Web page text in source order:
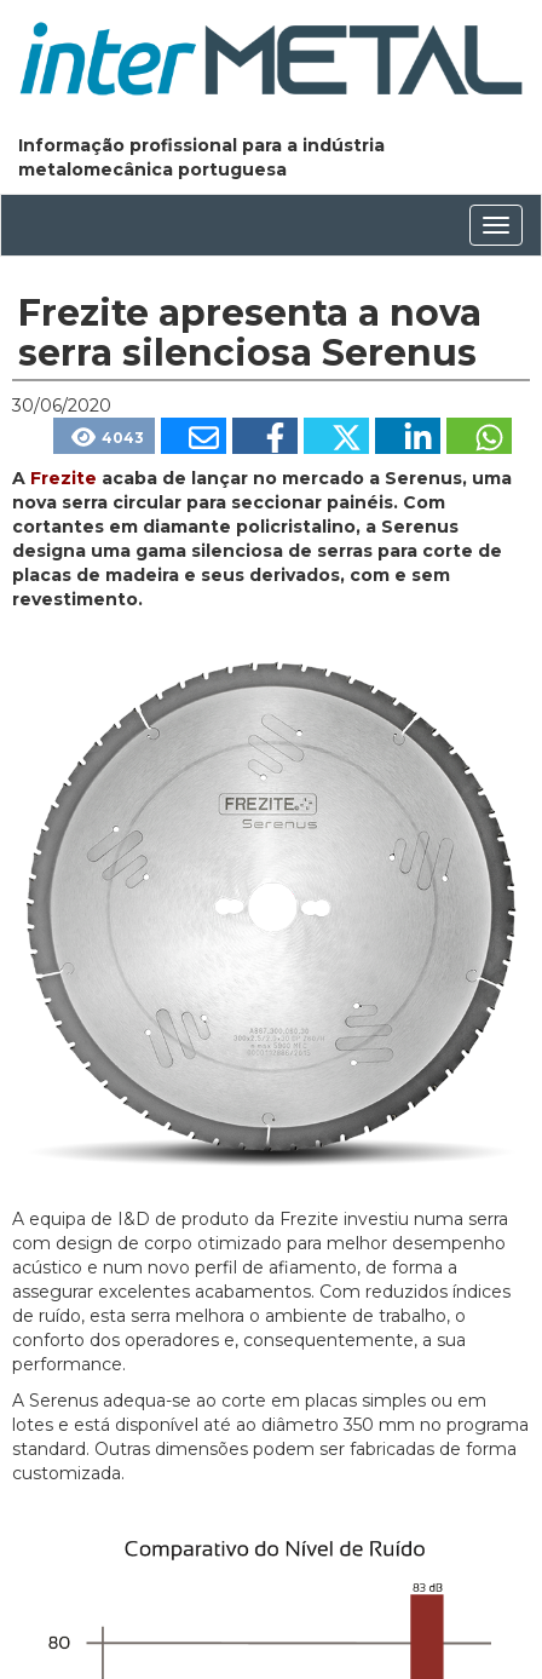
Informação profissional para a indústria
metalomecânica portuguesa
Frezite apresenta a nova
serra silenciosa Serenus
30/06/2020
4043
A Frezite acaba de lançar no mercado a Serenus, uma
nova serra circular para seccionar painéis. Com
cortantes em diamante policristalino, a Serenus
designa uma gama silenciosa de serras para corte de
placas de madeira e seus derivados, com e sem
revestimento.
A equipa de I&D de produto da Frezite investiu numa serra
com design de corpo otimizado para melhor desempenho
acústico e num novo perfil de afiamento, de forma a
assegurar excelentes acabamentos. Com reduzidos índices
de ruído, esta serra melhora o ambiente de trabalho, o
conforto dos operadores e, consequentemente, a sua
performance.
A Serenus adequa-se ao corte em placas simples ou em
lotes e está disponível até ao diâmetro 350 mm no programa
standard. Outras dimensões podem ser fabricadas de forma
customizada.